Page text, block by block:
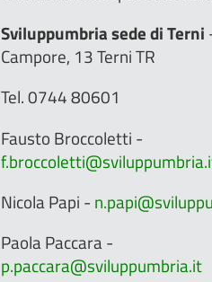
Sviluppumbria sede di Terni
Campore, 13 Terni TR
Tel. 0744 80601
Fausto Broccoletti -
Nicola Papi -
Paola Paccara -
p.paccara@sviluppumbria.it